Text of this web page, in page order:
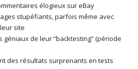
élogieux sur eBay
stupéfiants, parfois même avec
site
géniaux de leur “backtesting” (période
des résultats surprenants en tests